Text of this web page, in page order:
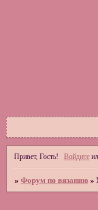
Привет, Гость! Войдите
» Форум по вязанию »